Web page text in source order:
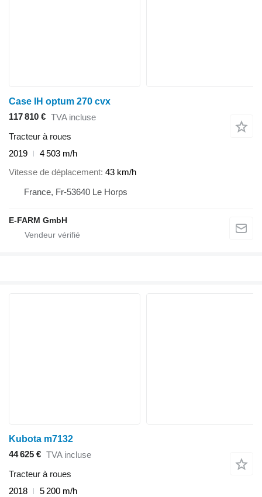
Case IH optum 270 cvx
117 810 € TVA incluse
Tracteur à roues
2019
4 503 m/h
Vitesse de déplacement 43 km/h
France, Fr-53640 Le Horps
E-FARM GmbH
Kubota m7132
44 625 € TVA incluse
Tracteur à roues
2018
5 200 m/h